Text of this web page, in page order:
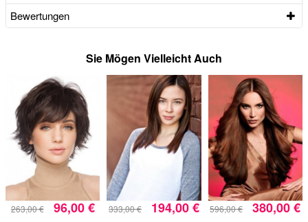
Bewertungen
Sie Mögen Vielleicht Auch
263,00 € 96,00 € 333,00 € 194,00 € 596,00 € 380,00 €